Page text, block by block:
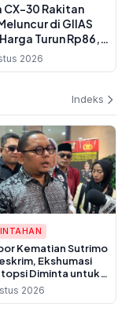
CX-30 Rakitan
di GIIAS
Turun Rp86,5
2026
Indeks
Kematian Sutrimo
Ekshumasi
Diminta untuk
Pembunuhan
2026